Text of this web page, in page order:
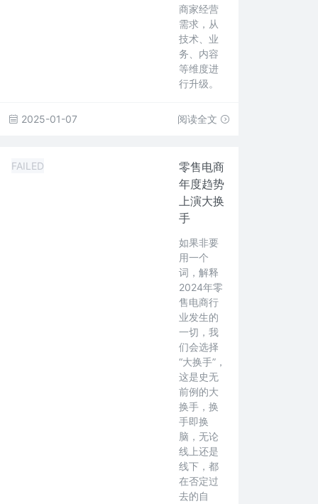
商家经营
需求，从
技术、业
务、内容
等维度进
行升级。
2025-01-07 阅读全文
FAILED
零售电商
年度趋势
上演大换
手
如果非要
用一个
词，解释
2024年零
售电商行
业发生的
一切，我
们会选择
“大换手”，
这是史无
前例的大
换手，换
手即换
脑，无论
线上还是
线下，都
在否定过
去的自